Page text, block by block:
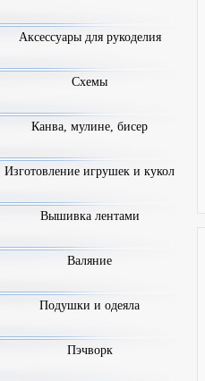
Аксессуары для рукоделия
Схемы
Канва, мулине, бисер
Изготовление игрушек и кукол
Вышивка лентами
Валяние
Подушки и одеяла
Пэчворк